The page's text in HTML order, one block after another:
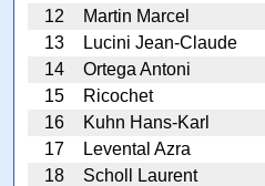
12
Martin Marcel
13
Lucini Jean-Claude
14
Ortega Antoni
15
Ricochet
16
Kuhn Hans-Karl
17
Levental Azra
18
Scholl Laurent